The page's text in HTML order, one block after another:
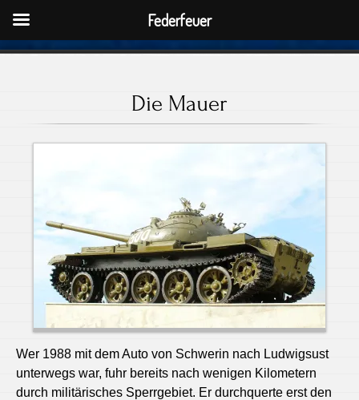
Die Mauer
Wer 1988 mit dem Auto von Schwerin nach Ludwigsust
unterwegs war, fuhr bereits nach wenigen Kilometern
durch militärisches Sperrgebiet. Er durchquerte erst den
Federfeuer